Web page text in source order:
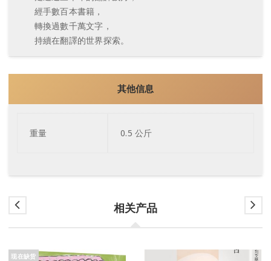
經手數百本書籍，
轉換過數千萬文字，
持續在翻譯的世界探索。
其他信息
重量 0.5 公斤
相关产品
现在缺货